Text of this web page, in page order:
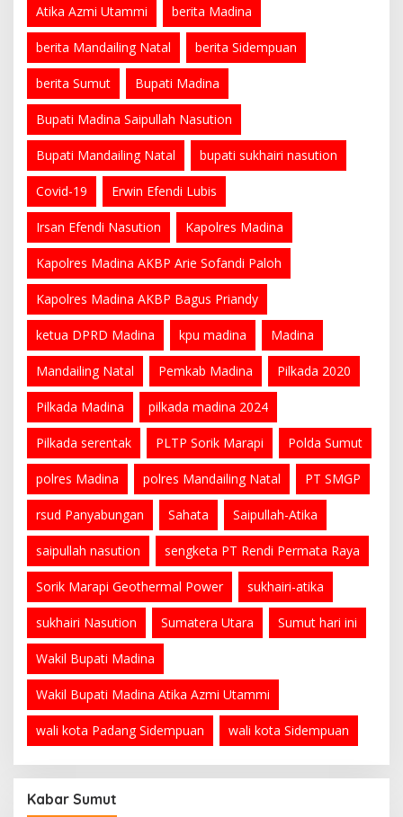
Atika Azmi Utammi berita Madina
berita Mandailing Natal berita Sidempuan
berita Sumut Bupati Madina
Bupati Madina Saipullah Nasution
Bupati Mandailing Natal bupati sukhairi nasution
Covid-19 Erwin Efendi Lubis
Irsan Efendi Nasution Kapolres Madina
Kapolres Madina AKBP Arie Sofandi Paloh
Kapolres Madina AKBP Bagus Priandy
ketua DPRD Madina kpu madina Madina
Mandailing Natal Pemkab Madina Pilkada 2020
Pilkada Madina pilkada madina 2024
Pilkada serentak PLTP Sorik Marapi Polda Sumut
polres Madina polres Mandailing Natal PT SMGP
rsud Panyabungan Sahata Saipullah-Atika
saipullah nasution sengketa PT Rendi Permata Raya
Sorik Marapi Geothermal Power sukhairi-atika
sukhairi Nasution Sumatera Utara Sumut hari ini
Wakil Bupati Madina
Wakil Bupati Madina Atika Azmi Utammi
wali kota Padang Sidempuan wali kota Sidempuan
Kabar Sumut